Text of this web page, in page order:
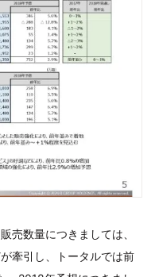
売数量につきましては、
牽引し、トータルでは前